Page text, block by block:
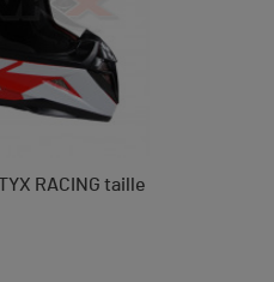
RACING taille